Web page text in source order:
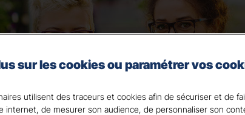
Commerces
sur les cookies ou paramétrer vos
utilisent des traceurs et cookies afin de sécuriser et de
internet, de mesurer son audience, de personnaliser son